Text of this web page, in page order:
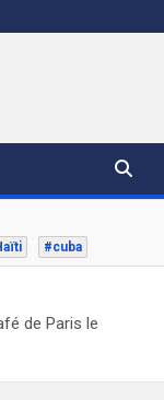
#cuba
de Paris le